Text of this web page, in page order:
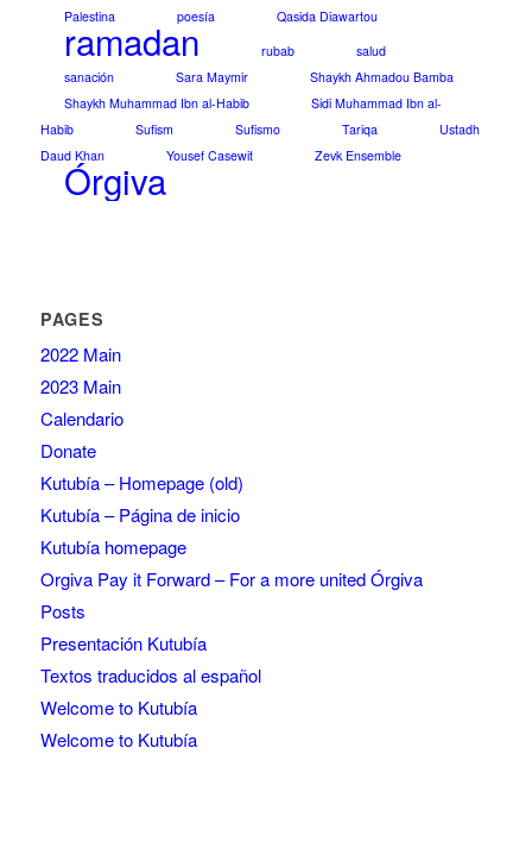
Palestina
poesía Qasida Diawartou
ramadan rubab
salud
sanación
Sara Maymir
Shaykh Ahmadou Bamba
Shaykh Muhammad Ibn al-Habib
Sidi Muhammad Ibn al-
Habib
Sufism Sufismo Tariqa
Ustadh
Daud Khan
Yousef Casewit Zevk Ensemble
Órgiva
PAGES
2022 Main
2023 Main
Calendario
Donate
Kutubía – Homepage (old)
Kutubía – Página de inicio
Kutubía homepage
Orgiva Pay it Forward – For a more united Órgiva
Posts
Presentación Kutubía
Textos traducidos al español
Welcome to Kutubía
Welcome to Kutubía